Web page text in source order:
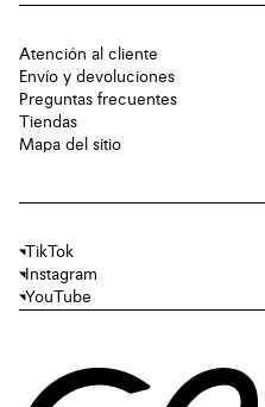
Atención al cliente
Envío y devoluciones
Preguntas frecuentes
Tiendas
Mapa del sitio
TikTok
Instagram
YouTube